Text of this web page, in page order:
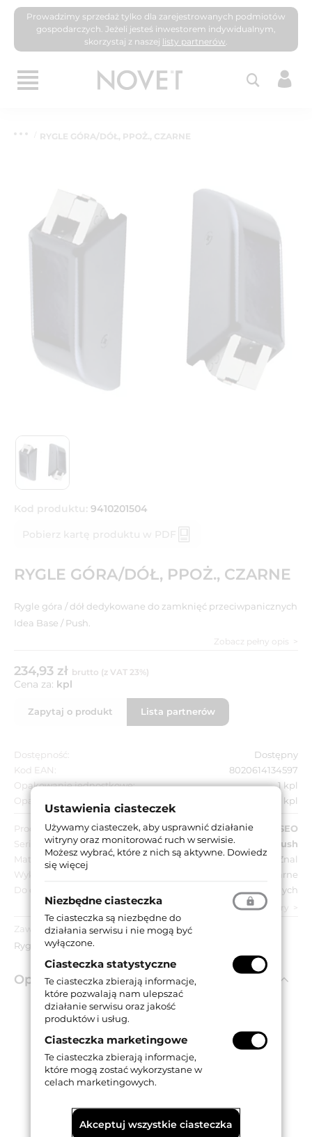
Prowadzimy sprzedaż tylko dla zarejestrowanych podmiotów
gospodarczych. Jeżeli jesteś inwestorem indywidualnym,
skorzystaj z naszej listy partnerów.
RYGLE GÓRA/DÓŁ, PPOŻ., CZARNE
Kod produktu: 9410201504
Pobierz kartę produktu w PDF
RYGLE GÓRA/DÓŁ, PPOŻ., CZARNE
Rygle góra / dół dedykowane do zamknięć przeciwpanicznych
Idea Base / Push.
Zobacz pełny opis
234,93 zł brutto (z VAT 23%)
Cena za: kpl
Zapytaj o produkt Lista partnerów
Dostępność:
Dostępny
Kod EAN:
8020614134597
Opakowanie jednostkowe:
1 kpl
Opakowanie zbiorcze:
1 kpl
Producent:
ISEO
Seria:
Idea Base
Idea Push
Materiał:
Znal
Wykończenie:
Czarne
Do drzwi:
Przeciwpożarowych, Ewakuacyjnych
zobacz wszystkie parametry
Zawartość opakowania:
Rygle, śruby mocujące, blachy zaczepowe.
Opis produktu
Rygle góra / dół dedykowane do zamknięć
przeciwpanicznych Idea Base / Push.
przeciwpożarowych.
Posiadają certyfikat CE i antybakteryjną powłokę
przeciwwłamaniowym (ppoż.).
Dostępne w wykończeniu w kolorze czarnym.
Ustawienia ciasteczek
Używamy ciasteczek, aby usprawnić działanie
witryny oraz monitorować ruch w serwisie.
Możesz wybrać, które z nich są aktywne. Dowiedz
się więcej
Niezbędne ciasteczka
Te ciasteczka są niezbędne do
działania serwisu i nie mogą być
wyłączone.
Ciasteczka statystyczne
Te ciasteczka zbierają informacje,
które pozwalają nam ulepszać
działanie serwisu oraz jakość
produktów i usług.
Ciasteczka marketingowe
Te ciasteczka zbierają informacje,
które mogą zostać wykorzystane w
celach marketingowych.
Akceptuj wszystkie ciasteczka